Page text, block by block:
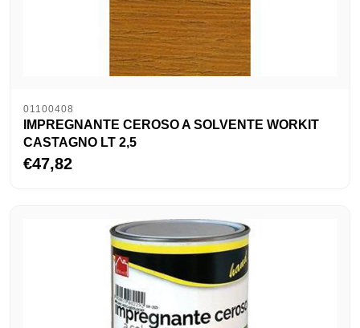
01100408
IMPREGNANTE CEROSO A SOLVENTE WORKIT
CASTAGNO LT 2,5
€47,82